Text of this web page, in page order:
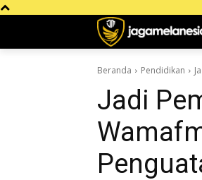
Beranda Pendidikan
Jadi